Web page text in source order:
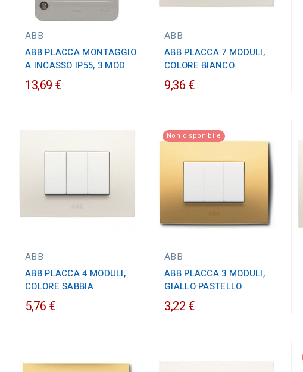
ABB
ABB PLACCA MONTAGGIO
A INCASSO IP55, 3 MOD
13,69 €
ABB
ABB PLACCA 7 MODULI,
COLORE BIANCO
9,36 €
ABB
ABB PLACCA 4 MODULI,
COLORE SABBIA
5,76 €
Non disponibile
ABB
ABB PLACCA 3 MODULI,
GIALLO PASTELLO
3,22 €